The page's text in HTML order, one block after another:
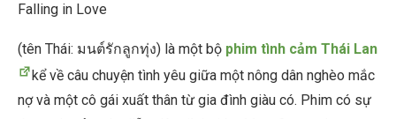
Falling in Love
(tên Thái: มนต์รักลูกทุ่ง) là một bộ phim tình cảm Thái Lan
kể về câu chuyện tình yêu giữa một nông dân nghèo mắc
nợ và một cô gái xuất thân từ gia đình giàu có. Phim có sự